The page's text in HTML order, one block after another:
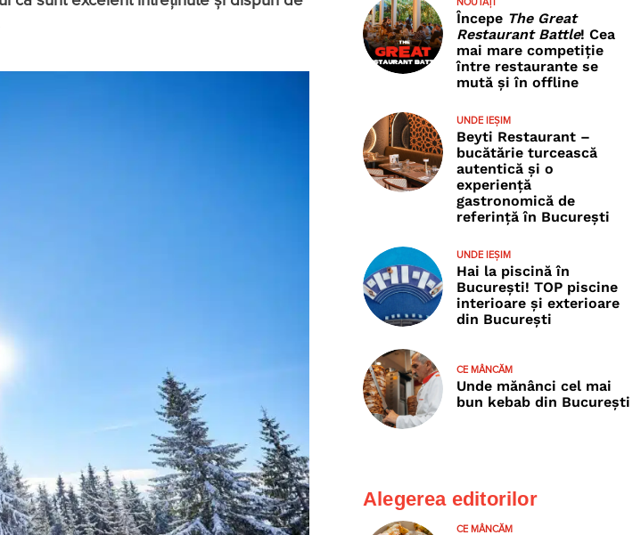
NOUTĂȚI
Începe The Great
Restaurant Battle! Cea
mai mare competiție
între restaurante se
mută și în offline
UNDE IEȘIM
Beyti Restaurant –
bucătărie turcească
autentică și o
experiență
gastronomică de
referință în București
UNDE IEȘIM
Hai la piscină în
București! TOP piscine
interioare și exterioare
din București
CE MÂNCĂM
Unde mănânci cel mai
bun kebab din București
Alegerea editorilor
CE MÂNCĂM